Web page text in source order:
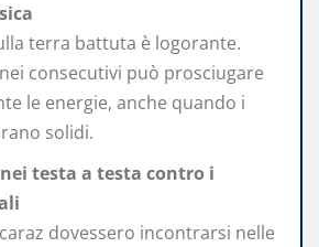
terra battuta è logorante.
consecutivi può prosciugare
le energie, anche quando i
solidi.
testa a testa contro i
dovessero incontrarsi nelle